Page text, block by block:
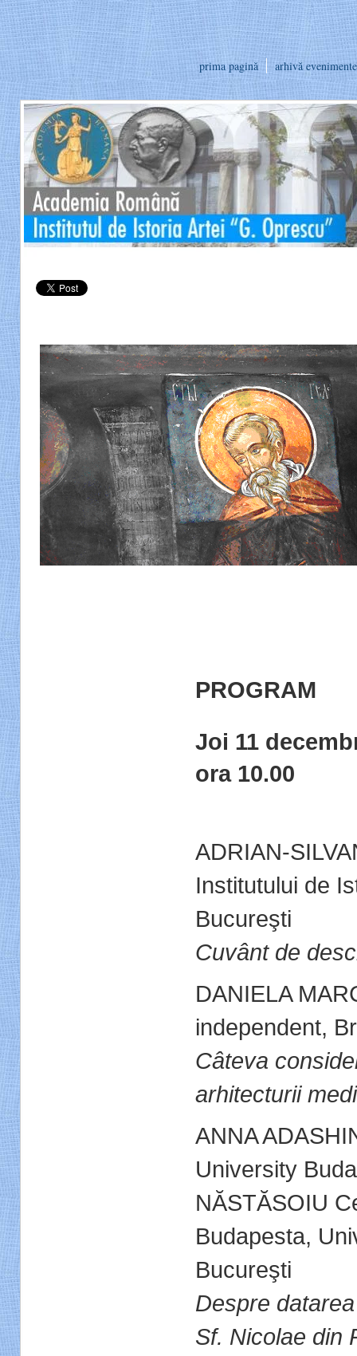
prima pagină arhivă evenimente
PROGRAM
Joi 11
ora 10.00
ADRIAN-
Institutului de
Bucureşti
Cuvânt de
DANIELA
independent,
Câteva
arhitecturii
ANNA
University
NĂSTĂSOIU
Budapesta,
Bucureşti
Despre
Sf. Nicolae din